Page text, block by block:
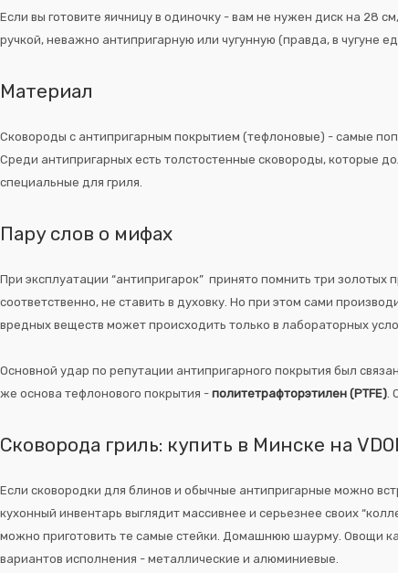
Если вы готовите яичницу в одиночку - вам не нужен диск на 28
ручкой, неважно антипригарную или чугунную (правда, в чугуне
Материал
Сковороды с антипригарным покрытием (тефлоновые) - самые
Среди антипригарных есть толстостенные сковороды, которые
специальные для гриля.
Пару слов о мифах
При эксплуатации “антипригарок” принято помнить три
соответственно, не ставить в духовку. Но при этом сами
вредных веществ может происходить только в лабораторных
Основной удар по репутации антипригарного покрытия был
же основа тефлонового покрытия - политетрафторэтилен (PTFE) .
Сковорода гриль: купить в Минске на
Если сковородки для блинов и обычные антипригарные можно
кухонный инвентарь выглядит массивнее и серьезнее своих
можно приготовить те самые стейки. Домашнюю шаурму. Овощи
вариантов исполнения - металлические и алюминиевые.